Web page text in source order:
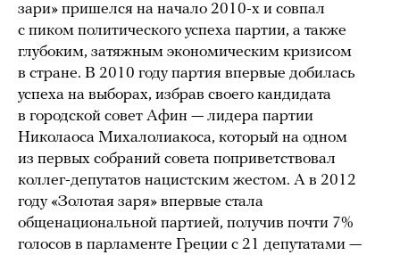
зари» пришелся на начало 2010-х и совпал
с пиком политического успеха партии, а также
глубоким, затяжным экономическим кризисом
в стране. В 2010 году партия впервые добилась
успеха на выборах, избрав своего кандидата
в городской совет Афин — лидера партии
Николаоса Михалолиакоса, который на одном
из первых собраний совета поприветствовал
коллег-депутатов нацистским жестом. А в 2012
году «Золотая заря» впервые стала
общенациональной партией, получив почти 7%
голосов в парламенте Греции с 21 депутатами —